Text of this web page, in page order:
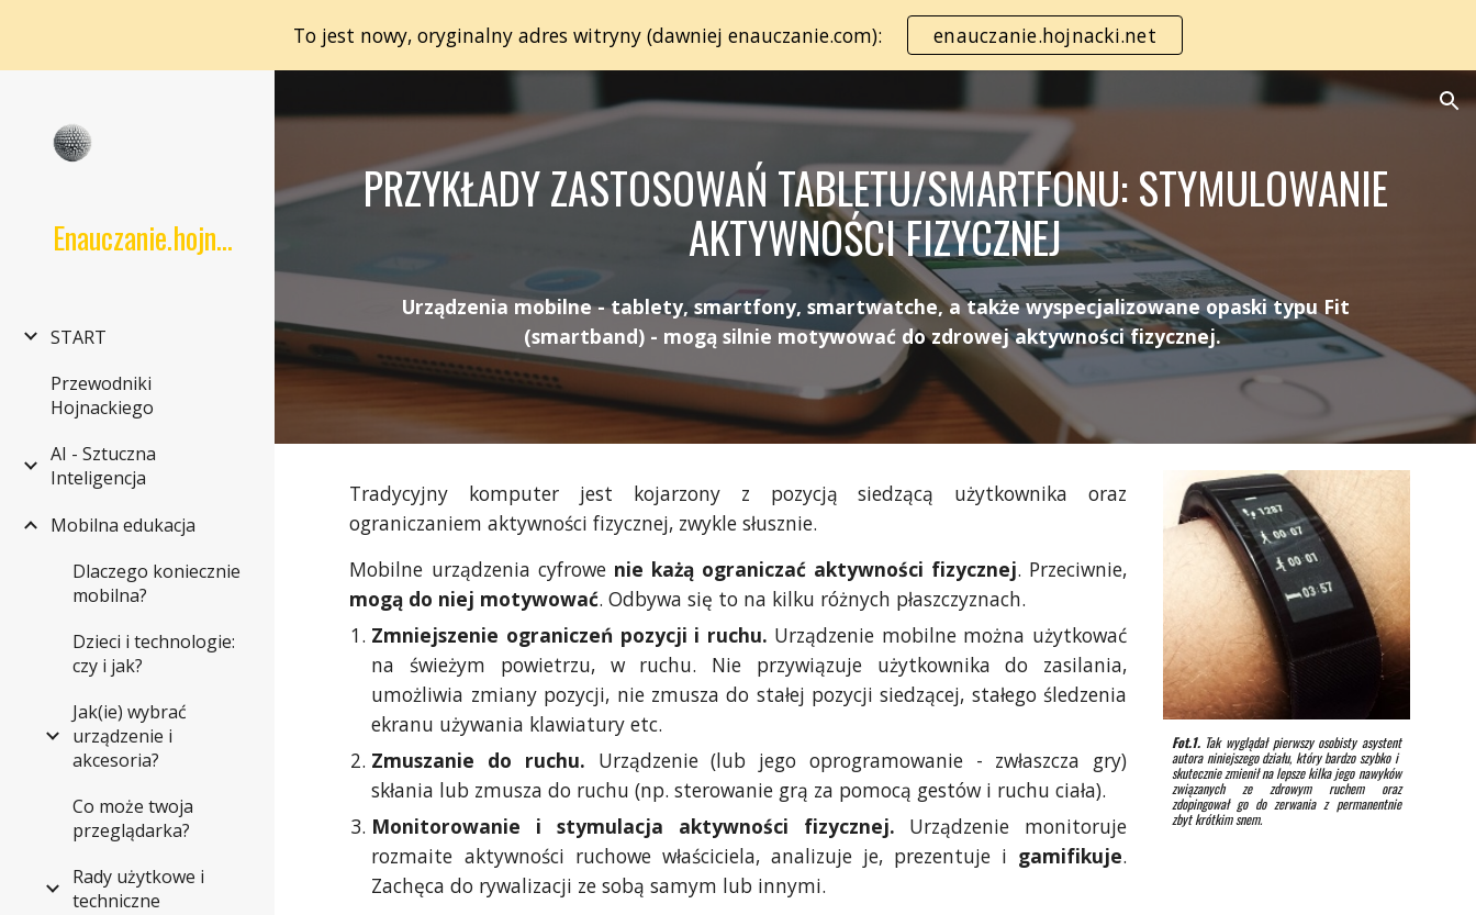
Skip to main content Skip to navigation
To jest nowy, oryginalny adres witryny (dawniej enauczanie.com): enauczanie.hojnacki.net
Enauczanie.hojnacki.net
START
Przewodniki
Hojnackiego
AI - Sztuczna
Inteligencja
Mobilna edukacja
Dlaczego koniecznie
mobilna?
Dzieci i technologie:
czy i jak?
Jak(ie) wybrać
urządzenie i
akcesoria?
Co może twoja
przeglądarka?
Rady użytkowe i
techniczne
PRZYKŁADY ZASTOSOWAŃ TABLETU/SMARTFONU: STYMULOWANIE
AKTYWNOŚCI FIZYCZNEJ
Urządzenia mobilne - tablety, smartfony, smartwatche, a także wyspecjalizowane opaski typu Fit
(smartband) - mogą silnie motywować do zdrowej aktywności fizycznej.
Tradycyjny komputer jest kojarzony z pozycją siedzącą użytkownika oraz
ograniczaniem aktywności fizycznej, zwykle słusznie.
Mobilne urządzenia cyfrowe nie każą ograniczać aktywności fizycznej. Przeciwnie,
mogą do niej motywować. Odbywa się to na kilku różnych płaszczyznach.
Zmniejszenie ograniczeń pozycji i ruchu. Urządzenie mobilne można użytkować
na świeżym powietrzu, w ruchu. Nie przywiązuje użytkownika do zasilania,
umożliwia zmiany pozycji, nie zmusza do stałej pozycji siedzącej, stałego śledzenia
ekranu używania klawiatury etc.
Zmuszanie do ruchu. Urządzenie (lub jego oprogramowanie - zwłaszcza gry)
skłania lub zmusza do ruchu (np. sterowanie grą za pomocą gestów i ruchu ciała).
Monitorowanie i stymulacja aktywności fizycznej. Urządzenie monitoruje
rozmaite aktywności ruchowe właściciela, analizuje je, prezentuje i gamifikuje.
Zachęca do rywalizacji ze sobą samym lub innymi.
Fot.1. Tak wyglądał pierwszy osobisty asystent
autora niniejszego działu, który bardzo szybko i
skutecznie zmienił na lepsze kilka jego nawyków
związanych ze zdrowym ruchem oraz
zdopingował go do zerwania z permanentnie
zbyt krótkim snem.